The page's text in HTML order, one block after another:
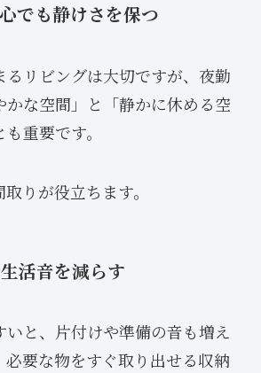
でも静けさを保つ
リビングは大切ですが、夜勤
な空間」と「静かに休める空
重要です。
りが役立ちます。
活音を減らす
いと、片付けや準備の音も増え
必要な物をすぐ取り出せる収納